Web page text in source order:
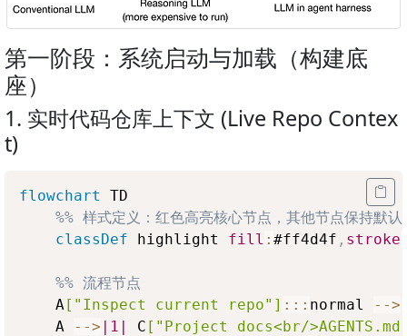
第一阶段：系统启动与加载（构建底
座）
1. 实时代码仓库上下文 (Live Repo Contex
t)
flowchart
TD
%% 样式定义：红色高亮核心节点，其他节点保持默认
classDef highlight fill : #ff4d4f , stroke
%% 流程节点
    A
["Inspect current repo"] ::: normal -->
    A
--> |1| C ["Project docs<br/